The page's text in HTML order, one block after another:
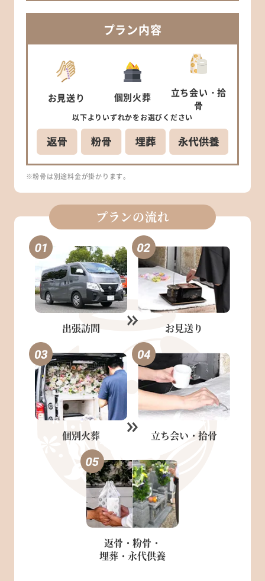
プラン内容
お見送り 個別火葬 立ち会い ・拾
骨
以下より いずれかをお選びください
※粉骨は別途料金が掛かります。
プランの流れ
出張訪問 お見送り
個別火葬 立ち会い・拾骨
返骨・粉骨・
埋葬・永代供養